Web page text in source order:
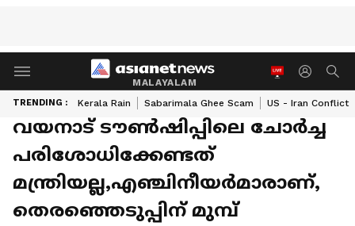
MALAYALAM
TRENDING : Kerala Rain Sabarimala Ghee Scam US - Iran Conflict
വയനാട് ടൗണ്‍ഷിപ്പിലെ ചോര്‍ച്ച
പരിശോധിക്കേണ്ടത്
മന്ത്രിയല്ല,എഞ്ചിനീയര്‍മാരാണ്,
തെരഞ്ഞെടുപ്പിന് മുമ്പ്